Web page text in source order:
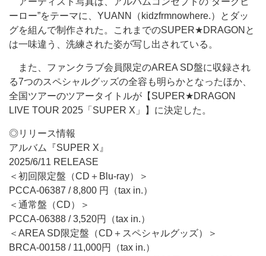
ーロー”をテーマに、YUANN（kidzfrmnowhere.）とダッ
グを組んで制作された。これまでのSUPER★DRAGONと
は一味違う、洗練された姿が写し出されている。
また、ファンクラブ会員限定のAREA SD盤に収録され
る7つのスペシャルグッズの全容も明らかとなったほか、
全国ツアーのツアータイトルが【SUPER★DRAGON
LIVE TOUR 2025「SUPER X」】に決定した。
◎リリース情報
アルバム『SUPER X』
2025/6/11 RELEASE
＜初回限定盤（CD＋Blu-ray）＞
PCCA-06387 / 8,800 円（tax in.）
＜通常盤（CD）＞
PCCA-06388 / 3,520円（tax in.）
＜AREA SD限定盤（CD＋スペシャルグッズ）＞
BRCA-00158 / 11,000円（tax in.）